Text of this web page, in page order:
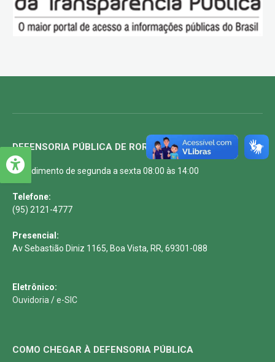
DEFENSORIA PÚBLICA DE RORAIMA
Atendimento de segunda a sexta 08:00 às 14:00
Telefone:
(95) 2121-4777
Presencial:
Av Sebastião Diniz 1165, Boa Vista, RR, 69301-088
Eletrônico:
Ouvidoria /e-SIC
COMO CHEGAR À DEFENSORIA PÚBLICA